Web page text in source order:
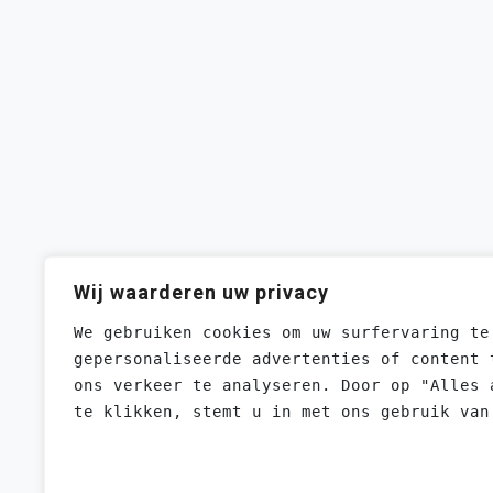
Wij waarderen uw privacy
We gebruiken cookies om uw surfervaring
gepersonaliseerde advertenties of content
ons verkeer te analyseren. Door op "Alles
te klikken, stemt u in met ons gebruik van